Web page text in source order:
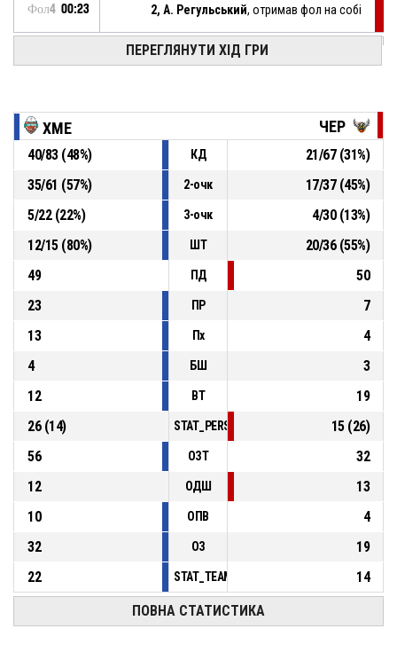
Фол4 00:23 2, А. Регульський, отримав фол на собі
, отримав персональний фол
2, А. Регульський, підбирання у нападі
Фол4 00:23 4, Є. Бєланов, трьохочковий у стрибку хибно
20, О. Бартоломеєв , результативна передача Фол4 00:46
ПЕРЕГЛЯНУТИ ХІД ГРИ
ХМЕ ЧЕР
40/83(48%) КД 21/67(31%)
35/61 (57%) 2-очк 17/37(45%)
5/22(22%) 3-очк 4/30(13%)
12/15(80%) ШТ 20/36(55%)
49
ПД
50
23
ПР
7
13
Пх
4
4
БШ
3
12
ВТ
19
26(14) 15(26)
56
ОЗТ
32
12
ОДШ
13
10
ОПВ
4
32
ОЗ
19
22
14
ПОВНА СТАТИСТИКА